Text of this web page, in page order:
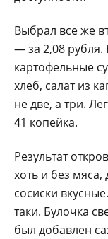
Выбрал все же
— за 2,08
картофельные
хлеб, салат из
не две, а три.
41 копейка.
Результат
хоть и без
сосиски
таки. Булочка
был добавлен